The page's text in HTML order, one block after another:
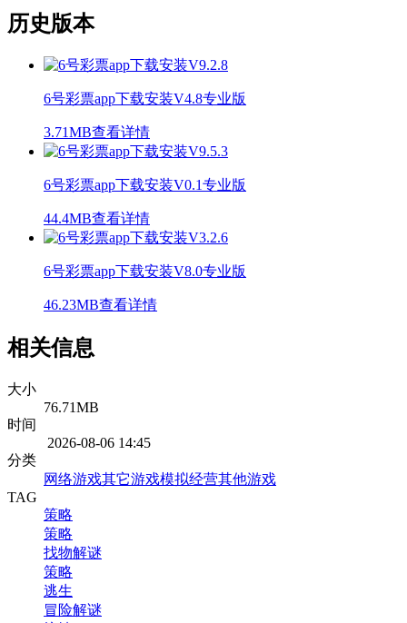
历史版本
6号彩票app下载安装V4.8专业版
3.71MB查看详情
6号彩票app下载安装V0.1专业版
44.4MB查看详情
6号彩票app下载安装V8.0专业版
46.23MB查看详情
相关信息
大小
76.71MB
时间
2026-08-06 14:45
分类
网络游戏其它游戏模拟经营其他游戏
TAG
策略
策略
找物解谜
策略
逃生
冒险解谜